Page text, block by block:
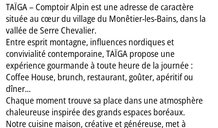
TAÏGA – Comptoir Alpin est une adresse de caractère
située au cœur du village du Monêtier-les-Bains, dans la
vallée de Serre Chevalier.
Entre esprit montagne, influences nordiques et
convivialité contemporaine, TAÏGA propose une
expérience gourmande à toute heure de la journée :
Coffee House, brunch, restaurant, goûter, apéritif ou
dîner...
Chaque moment trouve sa place dans une atmosphère
chaleureuse inspirée des grands espaces boréaux.
Notre cuisine maison, créative et généreuse, met à